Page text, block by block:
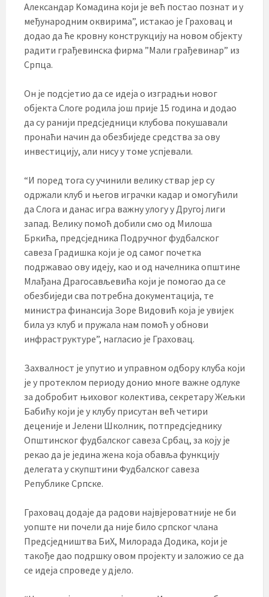
Александар Kомадина који је већ постао познат и у
међународним оквирима”, истакао је Граховац и
додао да ће кровну конструкцију на новом објекту
радити грађевинска фирма ”Мали грађевинар” из
Српца.
Он је подсјетио да се идеја о изградњи новог
објекта Слоге родила још прије 15 година и додао
да су ранији предсједници клубова покушавали
пронаћи начин да обезбиједе средства за ову
инвестицију, али нису у томе успјевали.
“И поред тога су учинили велику ствар јер су
одржали клуб и његов играчки кадар и омогућили
да Слога и данас игра важну улогу у Другој лиги
запад. Велику помоћ добили смо од Милоша
Бркића, предсједника Подручног фудбалског
савеза Градишка који је од самог почетка
подржавао ову идеју, као и од начелника општине
Млађана Драгосављевића који је помогао да се
обезбиједи сва потребна документација, те
министра финансија Зоре Видовић која је увијек
била уз клуб и пружала нам помоћ у обнови
инфраструктуре”, нагласио је Граховац.
Захвалност је упутио и управном одбору клуба који
је у протеклом периоду донио многе важне одлуке
за добробит њиховог колектива, секретару Жељки
Бабићу који је у клубу присутан већ четири
деценије и Јелени Школник, потпредсједнику
Општинског фудбалског савеза Србац, за коју је
рекао да је једина жена која обавља функцију
делегата у скупштини Фудбалског савеза
Републике Српске.
Граховац додаје да радови највјероватније не би
уопште ни почели да није било српског члана
Предсједништва БиХ, Милорада Додика, који је
такође дао подршку овом пројекту и заложио се да
се идеја спроведе у дјело.